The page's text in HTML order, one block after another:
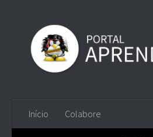
Início Colabore